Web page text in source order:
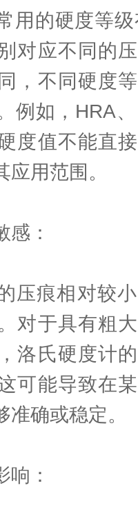
用的硬度等
对应不同的
，不同硬度
例如，HRA
度值不能直
用范围。
感：
压痕相对较
对于具有粗
洛氏硬度计
可能导致在
确或稳定。
响：